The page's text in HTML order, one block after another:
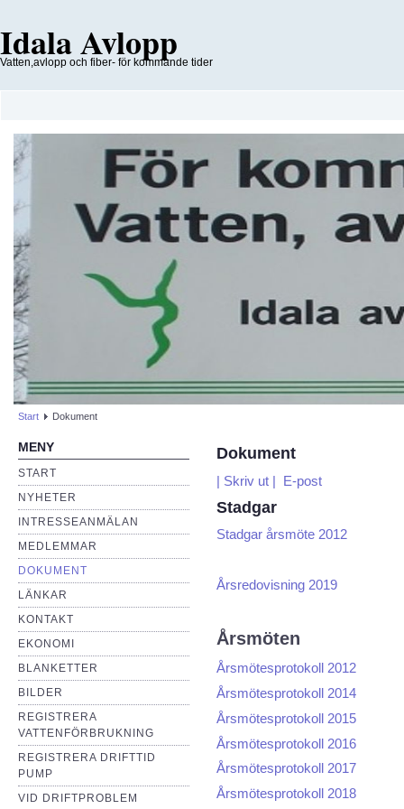
Idala Avlopp
Vatten,avlopp och fiber- för kommande tider
Start Dokument
MENY
START
NYHETER
INTRESSEANMÄLAN
MEDLEMMAR
DOKUMENT
LÄNKAR
KONTAKT
EKONOMI
BLANKETTER
BILDER
REGISTRERA
VATTENFÖRBRUKNING
REGISTRERA DRIFTTID
PUMP
VID DRIFTPROBLEM
Dokument
| Skriv ut | E-post
Stadgar
Stadgar årsmöte 2012
Årsredovisning 2019
Årsmöten
Årsmötesprotokoll 2012
Årsmötesprotokoll 2014
Årsmötesprotokoll 2015
Årsmötesprotokoll 2016
Årsmötesprotokoll 2017
Årsmötesprotokoll 2018